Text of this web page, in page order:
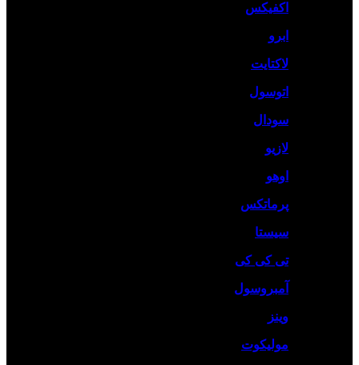
اکفیکس
ابرو
لاکتایت
اتوسول
سودال
لازیو
اوهو
پرماتکس
سیستا
تی کی کی
آمبروسول
وینز
مولیکوت